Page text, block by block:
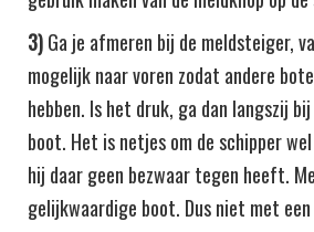
3)Ga je afmeren bij de meldsteiger,
mogelijk naar voren zodat andere
hebben. Is het druk, ga dan langszij
boot. Het is netjes om de schipper
hij daar geen bezwaar tegen heeft.
gelijkwaardige boot. Dus niet met